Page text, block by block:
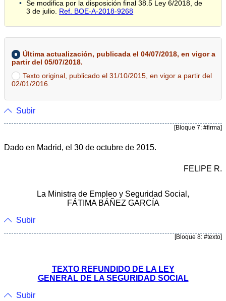
Se modifica por la disposición final 38.5 Ley 6/2018, de
3 de julio. Ref. BOE-A-2018-9268
Última actualización, publicada el 04/07/2018, en vigor a
partir del 05/07/2018.
Texto original, publicado el 31/10/2015, en vigor a partir del
02/01/2016.
Subir
[Bloque 7: #firma]
Dado en Madrid, el 30 de octubre de 2015.
FELIPE R.
La Ministra de Empleo y Seguridad Social,
FÁTIMA BÁÑEZ GARCÍA
Subir
[Bloque 8: #texto]
TEXTO REFUNDIDO DE LA LEY
GENERAL DE LA SEGURIDAD SOCIAL
Subir